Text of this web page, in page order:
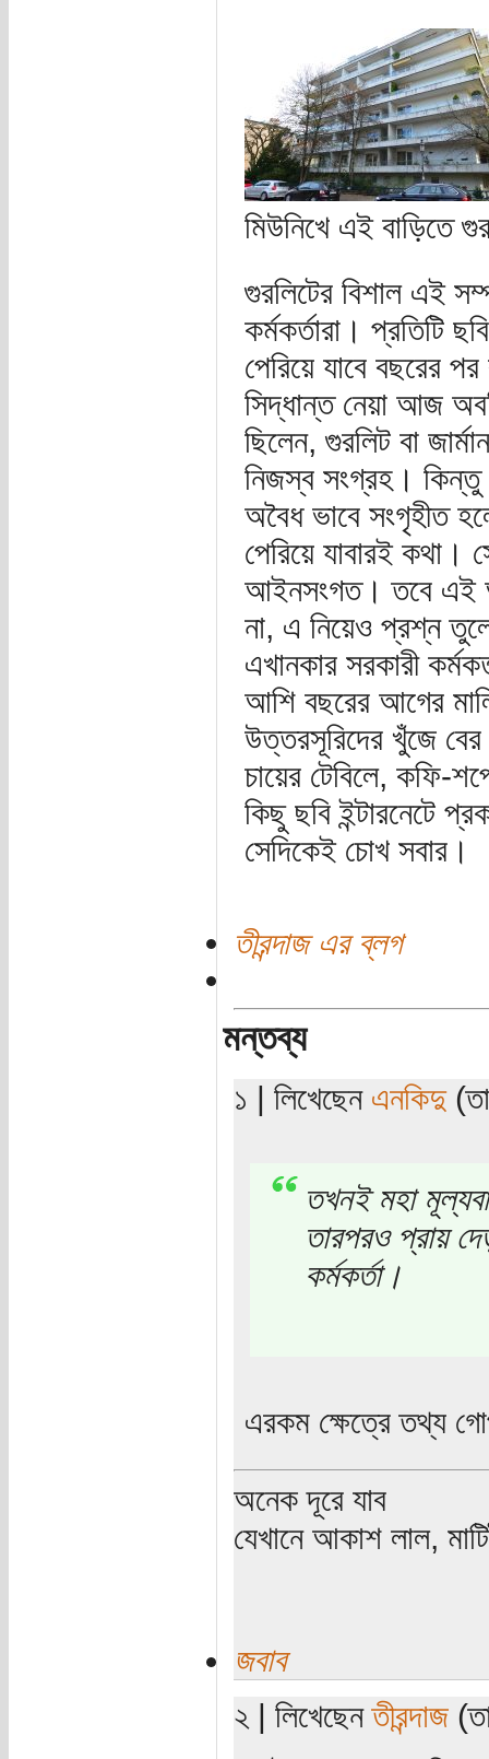
মিউনিখে এই বাড়িতে
গুরলিটের বিশাল এই
কর্মকর্তারা। প্রতিটি
পেরিয়ে যাবে বছরের
সিদ্ধান্ত নেয়া আজ
ছিলেন, গুরলিট বা
নিজস্ব সংগ্রহ।
অবৈধ ভাবে সংগৃহীত
পেরিয়ে যাবারই কথা।
আইনসংগত। তবে এই
না, এ নিয়েও প্রশ্ন
এখানকার সরকারী
আশি বছরের আগের
উত্তরসূরিদের খুঁজে
চায়ের টেবিলে, কফি-
কিছু ছবি ইন্টারনেটে
সেদিকেই চোখ সবার।
তীরন্দাজ এর ব্লগ
মন্তব্য
১ | লিখেছেন এনকিদু
তখনই মহা
তারপরও প্রায়
কর্মকর্তা।
এরকম ক্ষেত্রে তথ্য
অনেক দূরে যাব
যেখানে আকাশ লাল,
জবাব
২ | লিখেছেনতীরন্দাজ